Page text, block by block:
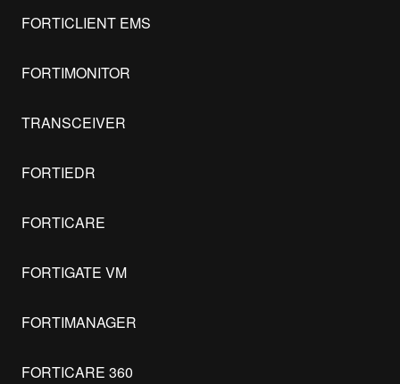
FORTICLIENT EMS
FORTIMONITOR
TRANSCEIVER
FORTIEDR
FORTICARE
FORTIGATE VM
FORTIMANAGER
FORTICARE 360